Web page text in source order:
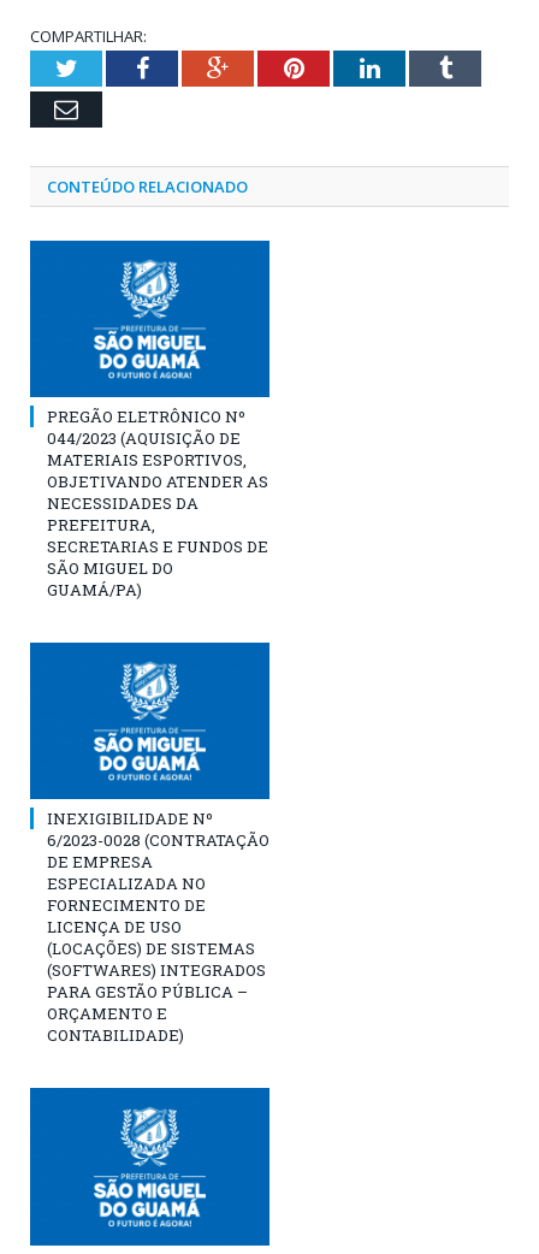
COMPARTILHAR:
TwitterFacebookGoogle+PinterestLinkedInTumblr
Email
CONTEÚDO RELACIONADO
PREGÃO ELETRÔNICO Nº
044/2023 (AQUISIÇÃO DE
MATERIAIS ESPORTIVOS,
OBJETIVANDO ATENDER AS
NECESSIDADES DA
PREFEITURA,
SECRETARIAS E FUNDOS DE
SÃO MIGUEL DO
GUAMÁ/PA)
INEXIGIBILIDADE Nº
6/2023-0028 (CONTRATAÇÃO
DE EMPRESA
ESPECIALIZADA NO
FORNECIMENTO DE
LICENÇA DE USO
(LOCAÇÕES) DE SISTEMAS
(SOFTWARES) INTEGRADOS
PARA GESTÃO PÚBLICA –
ORÇAMENTO E
CONTABILIDADE)